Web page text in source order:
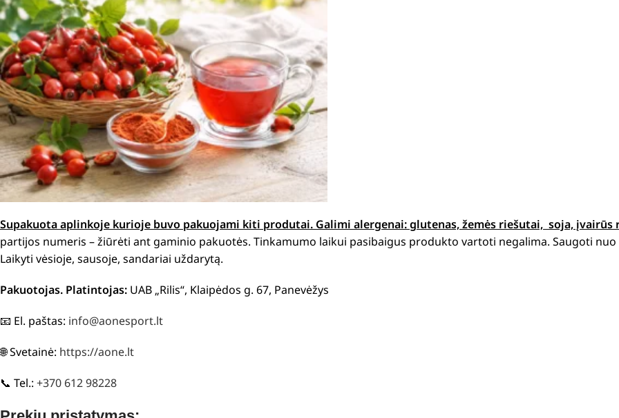
Supakuota aplinkoje kurioje buvo pakuojami kiti produtai. Galimi alergenai: glutenas, žemės riešutai, soja, įvairūs
partijos numeris – žiūrėti ant gaminio pakuotės. Tinkamumo laikui pasibaigus produkto vartoti negalima. Saugoti
Laikyti vėsioje, sausoje, sandariai uždarytą.
Pakuotojas. Platintojas: UAB „Rilis“, Klaipėdos g. 67, Panevėžys
📧 El. paštas: info@aonesport.lt
🌐 Svetainė: https://aone.lt
📞 Tel.: +370 612 98228